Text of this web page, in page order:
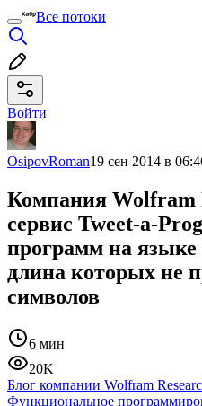
Все потоки
Войти
OsipovRoman19 сен 2014 в
Компания Wolfram
сервис Tweet-a-
программ на
длина которых не
символов
6 мин
20K
Блог компании Wolfram
Функциональное